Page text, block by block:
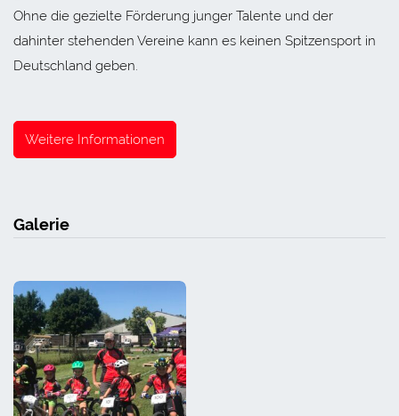
Ohne die gezielte Förderung junger Talente und der
dahinter stehenden Vereine kann es keinen Spitzensport in
Deutschland geben.
Weitere Informationen
Galerie